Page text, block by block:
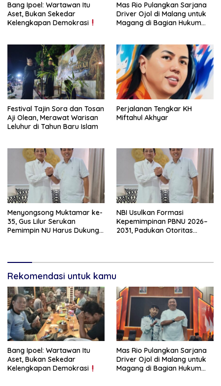
Bang Ipoel: Wartawan Itu
Aset, Bukan Sekedar
Kelengkapan Demokrasi
Mas Rio Pulangkan Sarjana
Driver Ojol di Malang untuk
Magang di Bagian Hukum
Festival Tajin Sora dan Tosan
Aji Olean, Merawat Warisan
Leluhur di Tahun Baru Islam
Perjalanan Tengkar KH
Miftahul Akhyar
Menyongsong Muktamar ke-
35, Gus Lilur Serukan
Pemimpin NU Harus Dukung
NBI Usulkan Formasi
Kepemimpinan PBNU 2026–
2031, Padukan Otoritas
Rekomendasi untuk kamu
Bang Ipoel: Wartawan Itu
Aset, Bukan Sekedar
Kelengkapan Demokrasi
Mas Rio Pulangkan Sarjana
Driver Ojol di Malang untuk
Magang di Bagian Hukum